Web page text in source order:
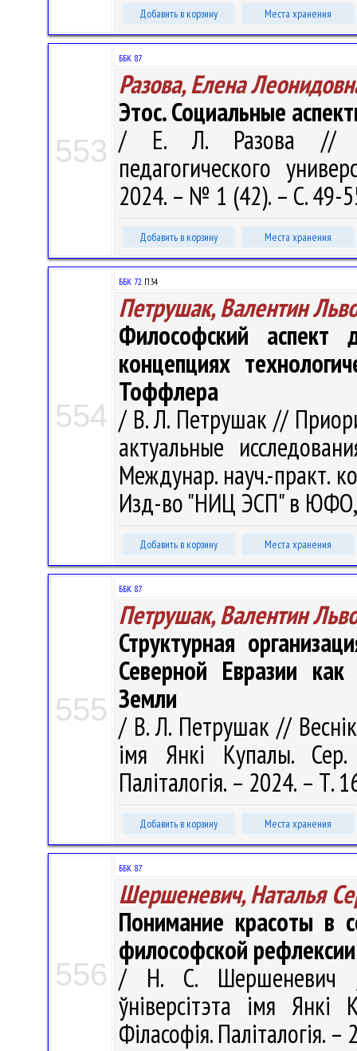
Добавить в корзину Места хранения
553
ББК 87
Разова, Елена
Этос. Социальные
/ Е. Л. Разова //
педагогического
2024. – № 1 (42). – С. 49-
Добавить в корзину Места хранения
554
ББК 72.П34
Петрушак, Валентин
Философский аспект
концепциях
Тоффлера
/ В. Л. Петрушак //
актуальные
Междунар. науч.-практ.
Изд-во "НИЦ ЭСП" в ЮФО,
Добавить в корзину Места хранения
555
ББК 87
Петрушак, Валентин
Структурная
Северной Евразии
Земли
/ В. Л. Петрушак // Веснік
імя Янкі Купалы. Сер.
Паліталогія. – 2024. –
Добавить в корзину Места хранения
556
ББК 87
Шершеневич, Наталья
Понимание красоты в
философской рефлексии
/ Н. С. Шершеневич //
ўніверсітэта імя Янкі
Філасофія. Паліталогія.